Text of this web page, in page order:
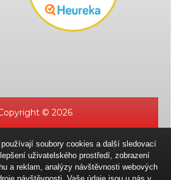
© 2026
soubory cookies a další sledovací
uživatelského prostředí, zobrazení
a reklam, analýzy návštěvnosti webových